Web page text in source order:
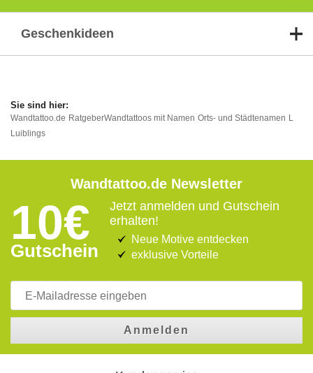
Geschenkideen
Wandtattoo.de RatgeberWandtattoos mit Namen Orts- und Städtenamen L
Luiblings
Wandtattoo.de Newsletter
10€
Gutschein
Jetzt anmelden und Gutschein
erhalten!
Neue Motive entdecken
exklusive Vorteile
Anmelden